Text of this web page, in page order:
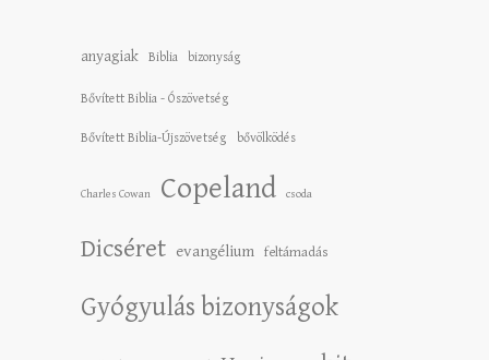
anyagiak Biblia bizonyság
Bővített Biblia - Ószövetség
Bővített Biblia-Újszövetség bővölködés
Charles Cowan Copeland csoda
Dicséret evangélium feltámadás
Gyógyulás bizonyságok